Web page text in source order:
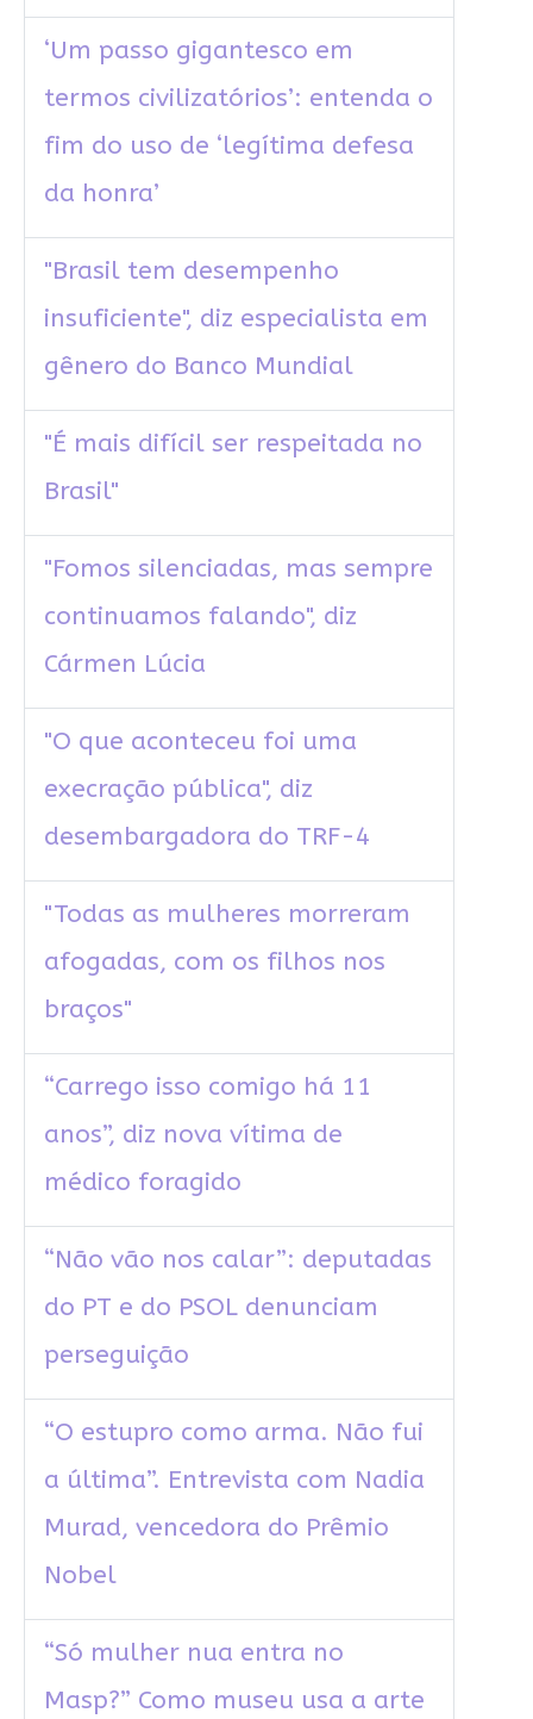
‘Um passo gigantesco em
termos civilizatórios’: entenda o
fim do uso de ‘legítima defesa
da honra’
"Brasil tem desempenho
insuficiente", diz especialista em
gênero do Banco Mundial
"É mais difícil ser respeitada no
Brasil"
"Fomos silenciadas, mas sempre
continuamos falando", diz
Cármen Lúcia
"O que aconteceu foi uma
execração pública", diz
desembargadora do TRF-4
"Todas as mulheres morreram
afogadas, com os filhos nos
braços"
“Carrego isso comigo há 11
anos”, diz nova vítima de
médico foragido
“Não vão nos calar”: deputadas
do PT e do PSOL denunciam
perseguição
“O estupro como arma. Não fui
a última”. Entrevista com Nadia
Murad, vencedora do Prêmio
Nobel
“Só mulher nua entra no
Masp?” Como museu usa a arte